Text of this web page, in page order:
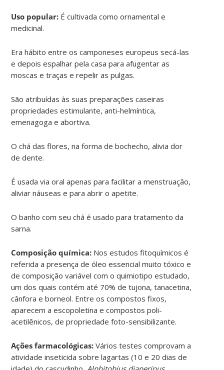
Uso popular: É cultivada como ornamental e
medicinal.
Era hábito entre os camponeses europeus secá-las
e depois espalhar pela casa para afugentar as
moscas e traças e repelir as pulgas.
São atribuídas às suas preparações caseiras
propriedades estimulante, anti-helmíntica,
emenagoga e abortiva.
O chá das flores, na forma de bochecho, alivia dor
de dente.
É usada via oral apenas para facilitar a menstruação,
aliviar náuseas e para abrir o apetite.
O banho com seu chá é usado para tratamento da
sarna.
Composição química: Nos estudos fitoquímicos é
referida a presença de óleo essencial muito tóxico e
de composição variável com o quimiotipo estudado,
um dos quais contém até 70% de tujona, tanacetina,
cânfora e borneol. Entre os compostos fixos,
aparecem a escopoletina e compostos poli-
acetilênicos, de propriedade foto-sensibilizante.
Ações farmacológicas: Vários testes comprovam a
atividade inseticida sobre lagartas (10 e 20 dias de